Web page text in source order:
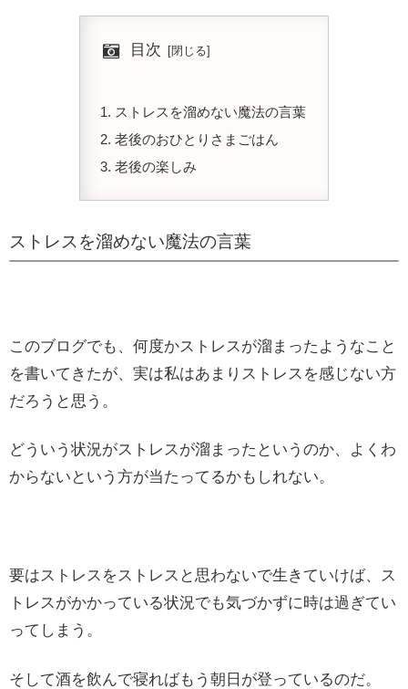
目次
ストレスを溜めない魔法の言葉
老後のおひとりさまごはん
老後の楽しみ
ストレスを溜めない魔法の言葉
このブログでも、何度かストレスが溜まったようなこと
を書いてきたが、実は私はあまりストレスを感じない方
だろうと思う。
どういう状況がストレスが溜まったというのか、よくわ
からないという方が当たってるかもしれない。
要はストレスをストレスと思わないで生きていけば、ス
トレスがかかっている状況でも気づかずに時は過ぎてい
ってしまう。
そして酒を飲んで寝ればもう朝日が登っているのだ。